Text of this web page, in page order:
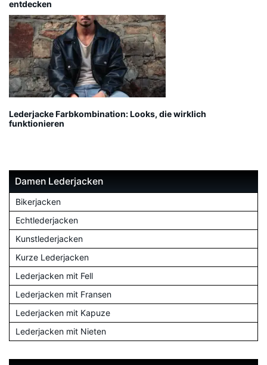
entdecken
Lederjacke Farbkombination: Looks, die wirklich
funktionieren
Damen Lederjacken
Bikerjacken
Echtlederjacken
Kunstlederjacken
Kurze Lederjacken
Lederjacken mit Fell
Lederjacken mit Fransen
Lederjacken mit Kapuze
Lederjacken mit Nieten